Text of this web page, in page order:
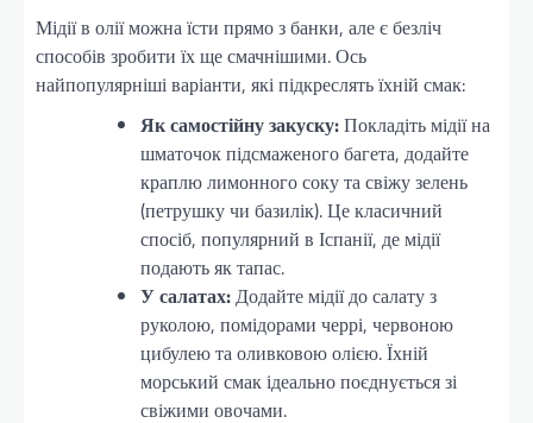
Мідії в олії можна їсти прямо з банки, але є безліч
способів зробити їх ще смачнішими. Ось
найпопулярніші варіанти, які підкреслять їхній смак:
Як самостійну закуску:Покладіть мідії на
шматочок підсмаженого багета, додайте
краплю лимонного соку та свіжу зелень
(петрушку чи базилік). Це класичний
спосіб, популярний в Іспанії, де мідії
подають як тапас.
У салатах:Додайте мідії до салату з
руколою, помідорами черрі, червоною
цибулею та оливковою олією. Їхній
морський смак ідеально поєднується зі
свіжими овочами.